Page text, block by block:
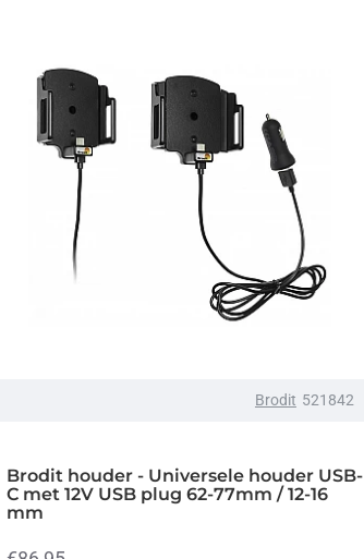
Brodit 521842
Brodit houder - Universele houder USB-
C met 12V USB plug 62-77mm / 12-16
mm